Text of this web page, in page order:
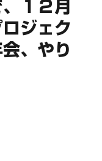
１２月
ジェク
、やり